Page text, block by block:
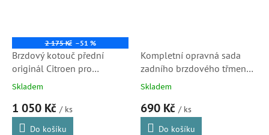
2 175 Kč –51 %
Brzdový kotouč přední
originál Citroen pro
Berlingo, C2, C-Elysee a C3
Skladem
1 050 Kč / ks
Do košíku
Kompletní opravná sada
zadního brzdového třmene
s pístkem, pro Citroen
C5(D4846K)X7), C6, C8, DS3
a Xsara Picasso (D4846K)
Skladem
690 Kč / ks
Do košíku